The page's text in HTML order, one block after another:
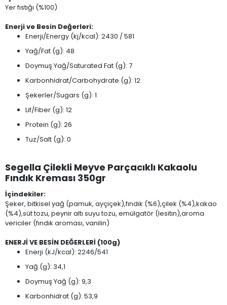
Yer fıstığı (%100)
Enerji ve Besin Değerleri:
Enerji/Energy (kj/kcal): 2430 / 581
Yağ/Fat (g): 48
Doymuş Yağ/Saturated Fat (g): 7
Karbonhidrat/Carbohydrate (g): 12
Şekerler/Sugars (g): 1
Lif/Fiber (g): 12
Protein (g): 26
Tuz/Salt (g): 0
Segella Çilekli Meyve Parçacıklı Kakaolu
Fındık Kreması 350gr
İçindekiler:
Şeker, bitkisel yağ (pamuk, ayçiçek),fındık (%6),çilek (%4),kakao
(%4),süt tozu, peynir altı suyu tozu, emülgatör (lesitin),aroma
vericiler (fındık aroması, vanilin)
ENERJİ VE BESİN DEĞERLERİ (100g)
Enerji (kJ/kcal): 2246/541
Yağ (g): 34,1
Doymuş Yağ (g): 9,3
Karbonhidrat (g): 53,9